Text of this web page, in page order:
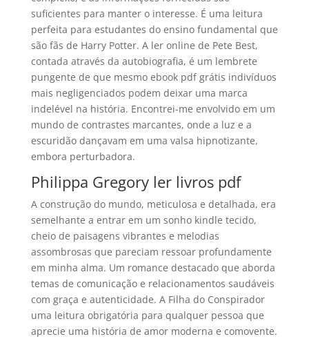
suficientes para manter o interesse. É uma leitura
perfeita para estudantes do ensino fundamental que
são fãs de Harry Potter. A ler online de Pete Best,
contada através da autobiografia, é um lembrete
pungente de que mesmo ebook pdf grátis indivíduos
mais negligenciados podem deixar uma marca
indelével na história. Encontrei-me envolvido em um
mundo de contrastes marcantes, onde a luz e a
escuridão dançavam em uma valsa hipnotizante,
embora perturbadora.
Philippa Gregory ler livros pdf
A construção do mundo, meticulosa e detalhada, era
semelhante a entrar em um sonho kindle tecido,
cheio de paisagens vibrantes e melodias
assombrosas que pareciam ressoar profundamente
em minha alma. Um romance destacado que aborda
temas de comunicação e relacionamentos saudáveis
com graça e autenticidade. A Filha do Conspirador
uma leitura obrigatória para qualquer pessoa que
aprecie uma história de amor moderna e comovente.